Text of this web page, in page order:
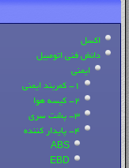
اکسل
دانش فنی اتومبیل
ایمنی
1- کمربند ایمنی
2- کیسه هوا
3- پشت سری
4- پایدار کننده
ABS
EBD